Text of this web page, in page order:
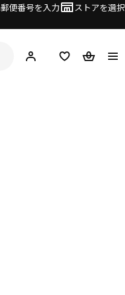
郵便番号を入力 ストアを選択
ログイン・新規入会
欲しいものリスト
カート